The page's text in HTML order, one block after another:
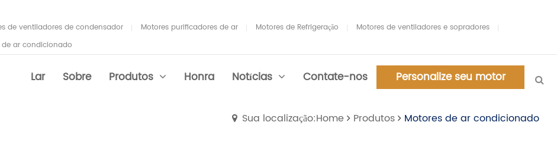
de ventiladores de condensador Motores purificadores de ar Motores de Refrigeração
Motores de ventiladores e sopradores
de ar condicionado
Lar Sobre Produtos Honra Notícias Contate-nos Personalize seu motor
Sua localização:Home Produtos Motores de ar condicionado